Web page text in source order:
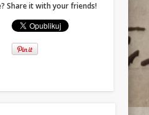
Share it with your friends!